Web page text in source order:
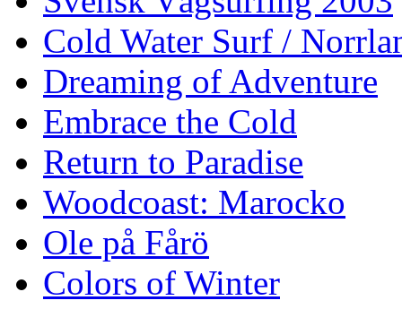
Cold Water Surf /
Dreaming of Adventure
Embrace the Cold
Return to Paradise
Woodcoast: Marocko
Ole på Fårö
Colors of Winter